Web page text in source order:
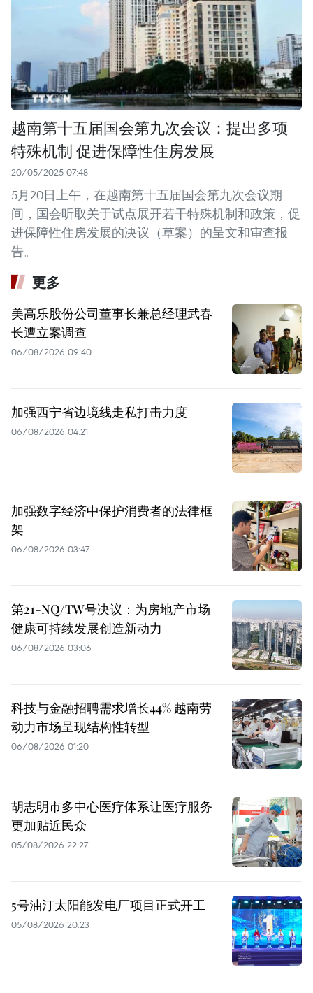
越南第十五届国会第九次会议：提出多项
特殊机制 促进保障性住房发展
20/05/2025 07:48
5月20日上午，在越南第十五届国会第九次会议期
间，国会听取关于试点展开若干特殊机制和政策，促
进保障性住房发展的决议（草案）的呈文和审查报
告。
更多
美高乐股份公司董事长兼总经理武春
长遭立案调查
06/08/2026 09:40
加强西宁省边境线走私打击力度
06/08/2026 04:21
加强数字经济中保护消费者的法律框
架
06/08/2026 03:47
第21-NQ/TW号决议：为房地产市场
健康可持续发展创造新动力
06/08/2026 03:06
科技与金融招聘需求增长44% 越南劳
动力市场呈现结构性转型
06/08/2026 01:20
胡志明市多中心医疗体系让医疗服务
更加贴近民众
05/08/2026 22:27
5号油汀太阳能发电厂项目正式开工
05/08/2026 20:23